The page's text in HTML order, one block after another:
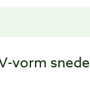
vorm